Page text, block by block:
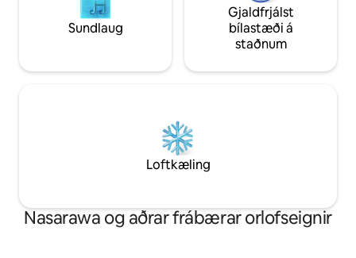
Sundlaug
Gjaldfrjálst
bílastæði á
staðnum
Loftkæling
Nasarawa og aðrar frábærar orlofseignir